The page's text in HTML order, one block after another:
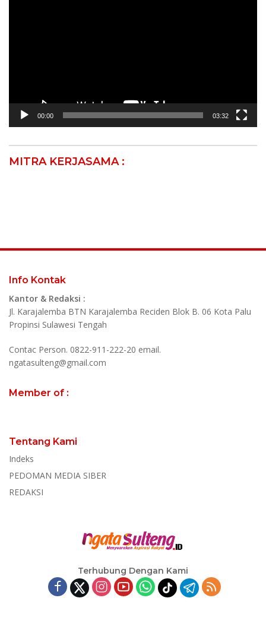
00:00 03:32
MITRA KERJASAMA :
Info Kontak
Kantor & Redaksi :
Jl. Karajalemba BTN Karajalemba Reciden Blok B. 06 Kota Palu
Propinsi Sulawesi Tengah
Contac Person. 0822-911-222-20 email.
ngatasulteng@gmail.com
Member of :
Tentang Kami
Indeks
PEDOMAN MEDIA SIBER
REDAKSI
Terhubung Dengan Kami